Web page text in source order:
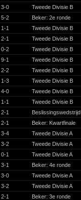
3-0
Tweede Divisie B
5-2
Beker: 2e ronde
1-1
Tweede Divisie B
2-1
Tweede Divisie B
0-2
Tweede Divisie B
9-1
Tweede Divisie B
2-2
Tweede Divisie B
1-3
Tweede Divisie B
4-0
Tweede Divisie B
1-1
Tweede Divisie B
2-1
2-1
Beker: Kwartfinale
3-4
Tweede Divisie A
3-2
Tweede Divisie A
0-1
Tweede Divisie A
3-1
Beker: 4e ronde
3-0
Tweede Divisie A
3-2
Tweede Divisie A
2-1
Beker: 3e ronde